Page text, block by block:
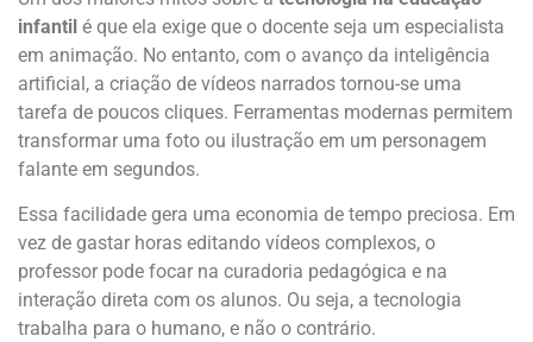
infantil é que ela exige que o docente seja um especialista
em animação. No entanto, com o avanço da inteligência
artificial, a criação de vídeos narrados tornou-se uma
tarefa de poucos cliques. Ferramentas modernas permitem
transformar uma foto ou ilustração em um personagem
falante em segundos.
Essa facilidade gera uma economia de tempo preciosa. Em
vez de gastar horas editando vídeos complexos, o
professor pode focar na curadoria pedagógica e na
interação direta com os alunos. Ou seja, a tecnologia
trabalha para o humano, e não o contrário.